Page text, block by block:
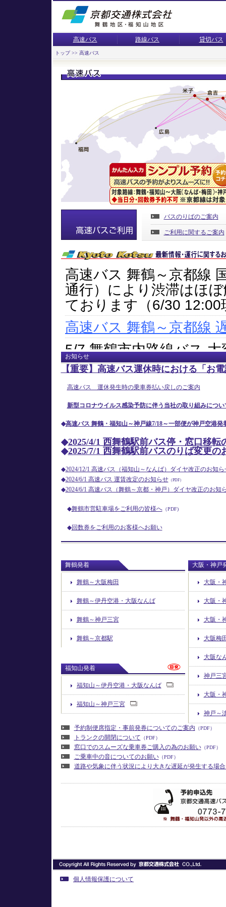
高速バス 路線バス 貸切バス
トップ>> 高速バス
バスのりばのご案内
ご利用に関するご案内
お知らせ
【重要】高速バス運休時における「お
高速バス 運休発生時の乗車券払い戻しのご案内
新型コロナウイルス感染予防に伴う当社の取り組みについ
◆高速バス 舞鶴・福知山～神戸線7/18～一部便が神戸空港発
◆2025/4/1 西舞鶴駅前バス停・窓口移転
◆2025/7/1 西舞鶴駅前バスのりば変更の
◆2024/12/1 高速バス（福知山～なんば）ダイヤ改正のお知ら
◆2024/6/1 高速バス 運賃改定のお知らせ（PDF）
◆2024/6/1 高速バス（舞鶴～京都・神戸）ダイヤ改正のお知
◆舞鶴市営駐車場をご利用の皆様へ（PDF)
◆回数券をご利用のお客様へお願い
舞鶴発着
舞鶴～大阪梅田
舞鶴～伊丹空港・大阪なんば
舞鶴～神戸三宮
舞鶴～京都駅
大阪・神戸
大阪・
大阪・
大阪・
大阪梅
大阪な
神戸三
大阪・
神戸～
福知山発着
福知山～伊丹空港・大阪なんば
福知山～神戸三宮
予約制便席指定・事前発券についてのご案内 （PDF）
トランクの開閉について （PDF）
窓口でのスムーズな乗車券ご購入の為のお願い（PDF）
ご乗車中の音についてのお願い（PDF）
道路や気象に伴う状況により大きな遅延が発生する場
個人情報保護について